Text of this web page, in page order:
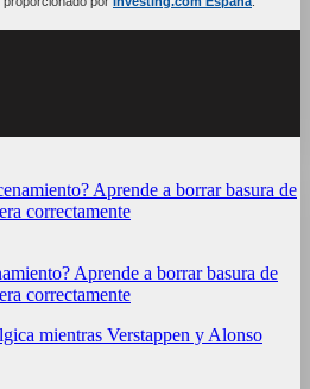
Aprende a borrar basura de
correctamente